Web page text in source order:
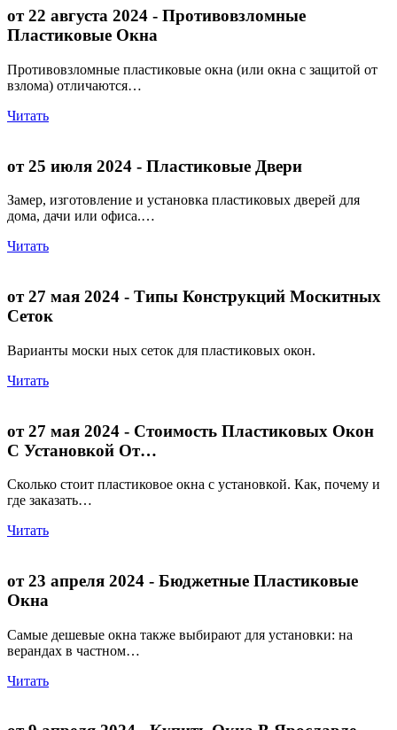
от 22 августа 2024 - Противовзломные
Пластиковые Окна
Противовзломные пластиковые окна (или окна с защитой от
взлома) отличаются…
Читать
от 25 июля 2024 - Пластиковые Двери
Замер, изготовление и установка пластиковых дверей для
дома, дачи или офиса.…
Читать
от 27 мая 2024 - Типы Конструкций Москитных
Сеток
Варианты моски ных сеток для пластиковых окон.
Читать
от 27 мая 2024 - Стоимость Пластиковых Окон
С Установкой От…
Сколько стоит пластиковое окна с установкой. Как, почему и
где заказать…
Читать
от 23 апреля 2024 - Бюджетные Пластиковые
Окна
Самые дешевые окна также выбирают для установки: на
верандах в частном…
Читать